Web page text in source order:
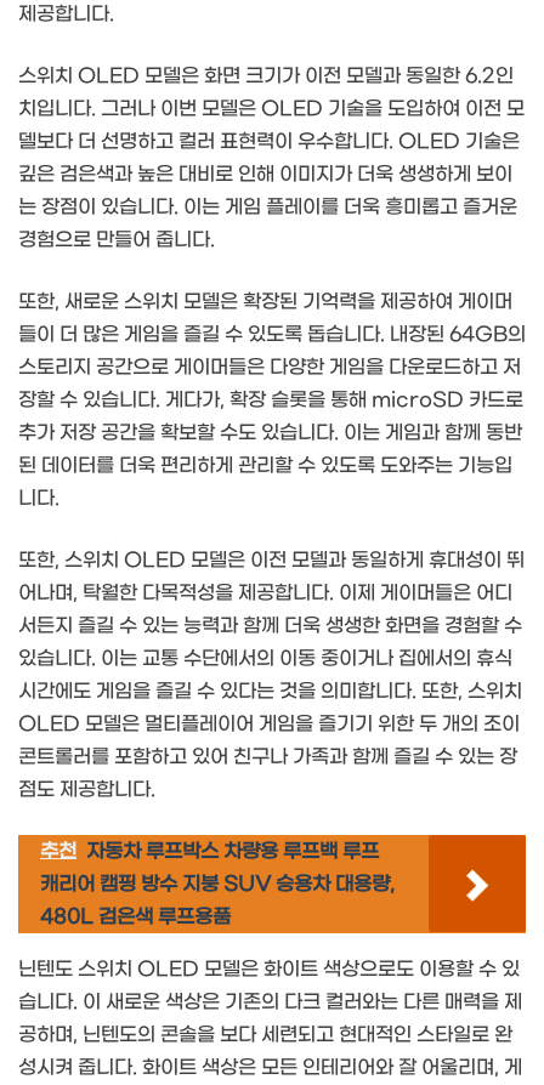
제공합니다.
스위치 OLED 모델은 화면 크기가 이전 모델과 동일한 6.2인
치입니다. 그러나 이번 모델은 OLED 기술을 도입하여 이전 모
델보다 더 선명하고 컬러 표현력이 우수합니다. OLED 기술은
깊은 검은색과 높은 대비로 인해 이미지가 더욱 생생하게 보이
는 장점이 있습니다. 이는 게임 플레이를 더욱 흥미롭고 즐거운
경험으로 만들어 줍니다.
또한, 새로운 스위치 모델은 확장된 기억력을 제공하여 게이머
들이 더 많은 게임을 즐길 수 있도록 돕습니다. 내장된 64GB의
스토리지 공간으로 게이머들은 다양한 게임을 다운로드하고 저
장할 수 있습니다. 게다가, 확장 슬롯을 통해 microSD 카드로
추가 저장 공간을 확보할 수도 있습니다. 이는 게임과 함께 동반
된 데이터를 더욱 편리하게 관리할 수 있도록 도와주는 기능입
니다.
또한, 스위치 OLED 모델은 이전 모델과 동일하게 휴대성이 뛰
어나며, 탁월한 다목적성을 제공합니다. 이제 게이머들은 어디
서든지 즐길 수 있는 능력과 함께 더욱 생생한 화면을 경험할 수
있습니다. 이는 교통 수단에서의 이동 중이거나 집에서의 휴식
시간에도 게임을 즐길 수 있다는 것을 의미합니다. 또한, 스위치
OLED 모델은 멀티플레이어 게임을 즐기기 위한 두 개의 조이
콘트롤러를 포함하고 있어 친구나 가족과 함께 즐길 수 있는 장
점도 제공합니다.
추천 자동차 루프박스 차량용 루프백 루프
캐리어 캠핑 방수 지붕 SUV 승용차 대용량,
480L 검은색 루프용품
닌텐도 스위치 OLED 모델은 화이트 색상으로도 이용할 수 있
습니다. 이 새로운 색상은 기존의 다크 컬러와는 다른 매력을 제
공하며, 닌텐도의 콘솔을 보다 세련되고 현대적인 스타일로 완
성시켜 줍니다. 화이트 색상은 모든 인테리어와 잘 어울리며, 게